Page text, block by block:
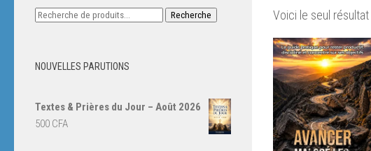
Voici le seul résultat
Recherche
Recherche
NOUVELLES PARUTIONS
Textes & Prières du Jour – Août 2026
500 CFA